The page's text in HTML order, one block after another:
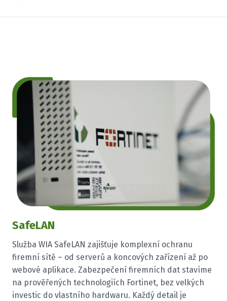
SafeLAN
Služba WIA SafeLAN zajišťuje komplexní ochranu
firemní sítě – od serverů a koncových zařízení až po
webové aplikace. Zabezpečení firemních dat stavíme
na prověřených technologiích Fortinet, bez velkých
investic do vlastního hardwaru. Každý detail je